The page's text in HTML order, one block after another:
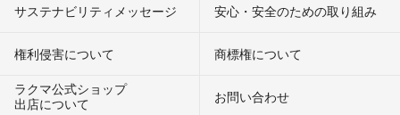
サステナビリティメッセージ 安心・安全のための取り組み
権利侵害について
商標権について
ラクマ公式ショップ
出店について
お問い合わせ